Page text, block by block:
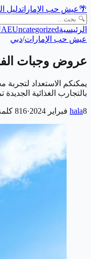
🌴عيش حب الإماراتدليل
الرئيسيةUncategorized
عيش حب الإمارات/دبي
عروض وجبات الفطور والغداء في
يمكنكم الاستعداد لتجربة
بالتجارب الغذائية
hala8 فبراير 2024 ·
816